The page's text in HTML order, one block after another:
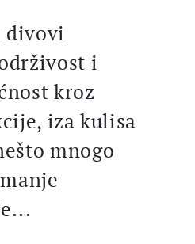
divovi
i
kroz
iza kulisa
mnogo